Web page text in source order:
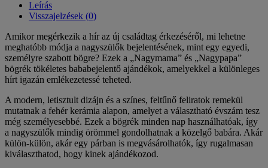
Leírás
Visszajelzések (0)
Amikor megérkezik a hír az új családtag érkezéséről, mi lehetne
meghatóbb módja a nagyszülők bejelentésének, mint egy egyedi,
személyre szabott bögre? Ezek a „Nagymama” és „Nagypapa”
bögrék tökéletes bababejelentő ajándékok, amelyekkel a különleges
hírt igazán emlékezetessé teheted.
A modern, letisztult dizájn és a színes, feltűnő feliratok remekül
mutatnak a fehér kerámia alapon, amelyet a választható évszám tesz
még személyesebbé. Ezek a bögrék minden nap használhatóak, így
a nagyszülők mindig örömmel gondolhatnak a közelgő babára. Akár
külön-külön, akár egy párban is megvásárolhatók, így rugalmasan
kiválaszthatod, hogy kinek ajándékozod.